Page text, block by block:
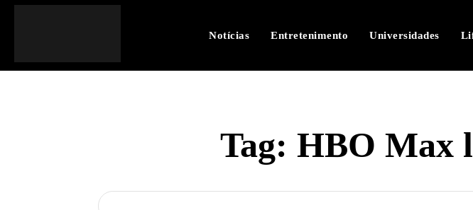
Notícias Entretenimento Universidades
Tag: HBO Max